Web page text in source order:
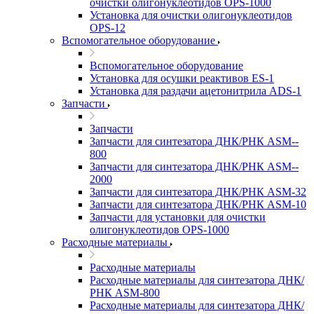
очистки олигонуклеотидов OPS-­1000
Установка для очистки олигонуклеотидов
OPS-­12
Вспомогательное оборудование
Вспомогательное оборудование
Установка для осушки реактивов ES-­1
Установка для раздачи ацетонитрила ADS-1
Запчасти
Запчасти
Запчасти для синтезатора ДНК/РНК ASM-­
800
Запчасти для синтезатора ДНК/РНК ASM-­
2000
Запчасти для синтезатора ДНК/РНК ASM-32
Запчасти для синтезатора ДНК/РНК ASM-­10
Запчасти для установки для очистки
олигонуклеотидов OPS-­1000
Расходные материалы
Расходные материалы
Расходные материалы для синтезатора ДНК/
РНК ASM-­800
Расходные материалы для синтезатора ДНК/